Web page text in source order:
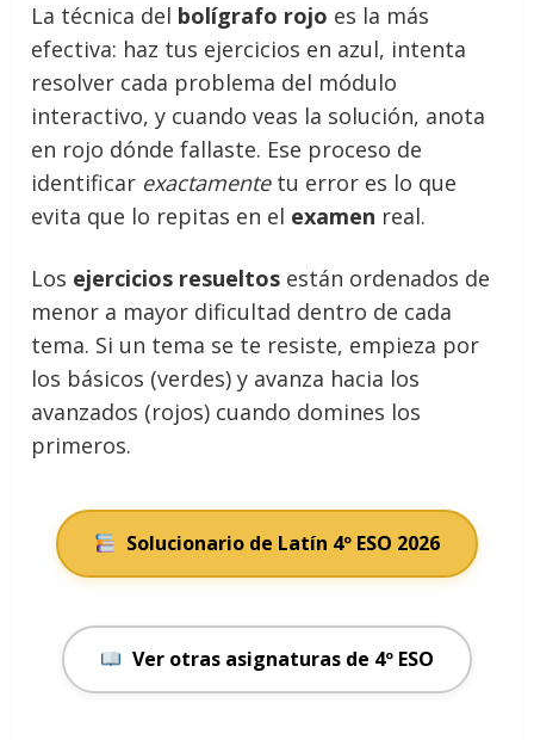
La técnica del bolígrafo rojo es la más
efectiva: haz tus ejercicios en azul, intenta
resolver cada problema del módulo
interactivo, y cuando veas la solución, anota
en rojo dónde fallaste. Ese proceso de
identificar exactamentetu error es lo que
evita que lo repitas en el examen real.
Los ejercicios resueltos están ordenados de
menor a mayor dificultad dentro de cada
tema. Si un tema se te resiste, empieza por
los básicos (verdes) y avanza hacia los
avanzados (rojos) cuando domines los
primeros.
Solucionario de Latín 4º ESO 2026
Ver otras asignaturas de 4º ESO